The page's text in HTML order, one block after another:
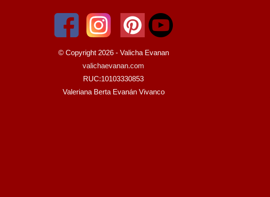
© Copyright 2026 - Valicha Evanan
valichaevanan.com
RUC:10103330853
Valeriana Berta Evanán Vivanco